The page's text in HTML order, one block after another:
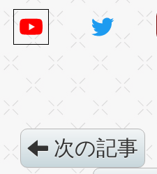
次の記事